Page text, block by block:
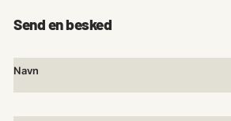
Send en besked
Navn